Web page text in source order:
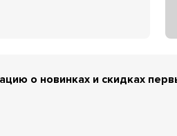
о новинках и скидках